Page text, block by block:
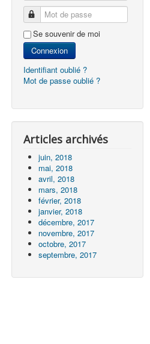
Mot de passe
Se souvenir de moi
Connexion
Identifiant oublié ?
Mot de passe oublié ?
Articles archivés
juin, 2018
mai, 2018
avril, 2018
mars, 2018
février, 2018
janvier, 2018
décembre, 2017
novembre, 2017
octobre, 2017
septembre, 2017